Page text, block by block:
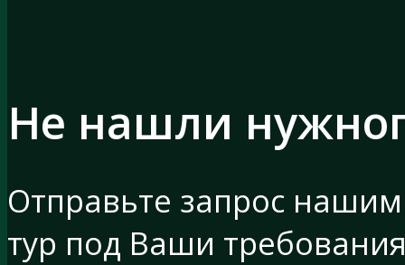
Не нашли
Отправьте запрос
тур под Ваши